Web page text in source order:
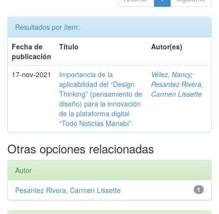
Resultados por ítem:
Fecha de
publicación
Título Autor(es)
17-nov-2021
Importancia de la
aplicabilidad del “Design
Thinking” (pensamiento de
diseño) para la innovación
de la plataforma digital
“Todo Noticias Manabí”.
Vélez, Nancy;
Pesantez Rivera,
Carmen Lissette
Otras opciones relacionadas
Autor
1
Pesantez Rivera, Carmen Lissette